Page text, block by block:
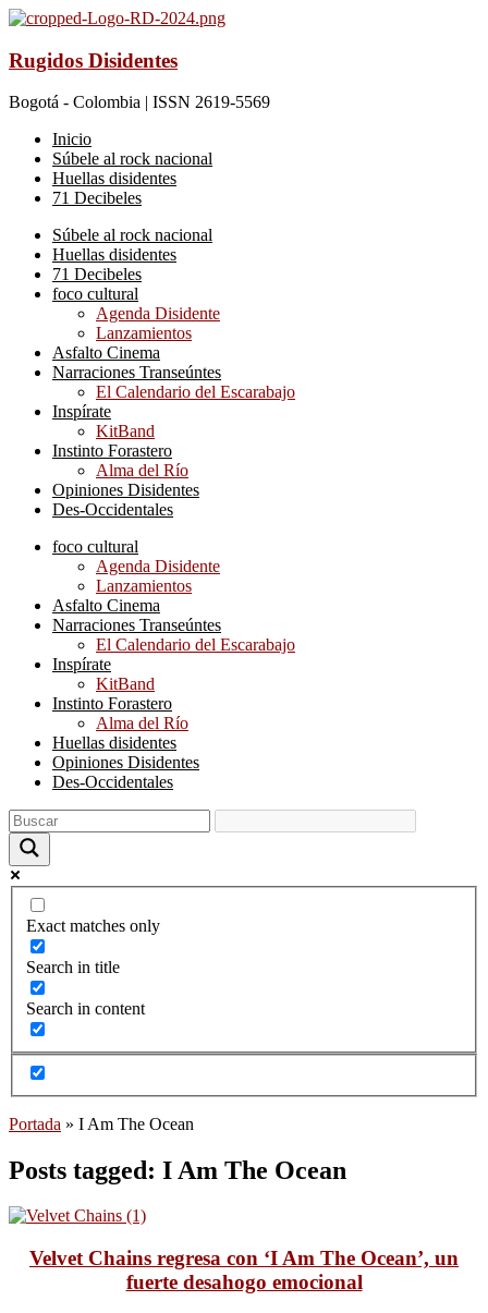
Rugidos Disidentes
Bogotá - Colombia | ISSN 2619-5569
Inicio
Súbele al rock nacional
Huellas disidentes
71 Decibeles
Súbele al rock nacional
Huellas disidentes
71 Decibeles
foco cultural
Agenda Disidente
Lanzamientos
Asfalto Cinema
Narraciones Transeúntes
El Calendario del Escarabajo
Inspírate
KitBand
Instinto Forastero
Alma del Río
Opiniones Disidentes
Des-Occidentales
foco cultural
Agenda Disidente
Lanzamientos
Asfalto Cinema
Narraciones Transeúntes
El Calendario del Escarabajo
Inspírate
KitBand
Instinto Forastero
Alma del Río
Huellas disidentes
Opiniones Disidentes
Des-Occidentales
Exact matches only
Search in title
Search in content
Portada » I Am The Ocean
Posts tagged: I Am The Ocean
Velvet Chains regresa con ‘I Am The Ocean’, un
fuerte desahogo emocional